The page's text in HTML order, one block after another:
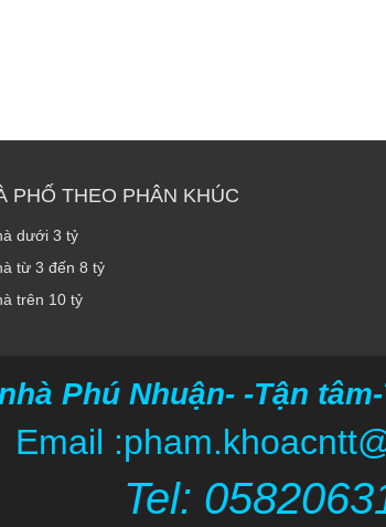
PHỐ THEO PHÂN KHÚC
dưới 3 tỷ
từ 3 đến 8 tỷ
trên 10 tỷ
Phú Nhuận- -Tận
Email
Tel: 05820